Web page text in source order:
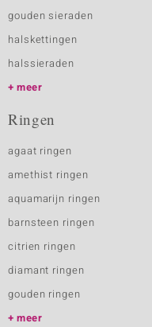
gouden sieraden
halskettingen
halssieraden
meer
Ringen
agaat ringen
amethist ringen
aquamarijn ringen
barnsteen ringen
citrien ringen
diamant ringen
gouden ringen
meer